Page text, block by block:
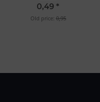
0,49 *
Old price: 0,95